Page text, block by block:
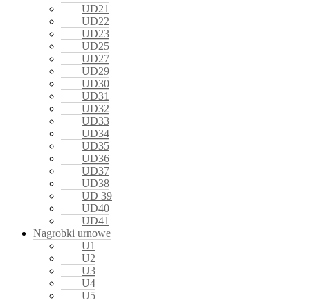
UD21
UD22
UD23
UD25
UD27
UD29
UD30
UD31
UD32
UD33
UD34
UD35
UD36
UD37
UD38
UD 39
UD40
UD41
Nagrobki urnowe
U1
U2
U3
U4
U5